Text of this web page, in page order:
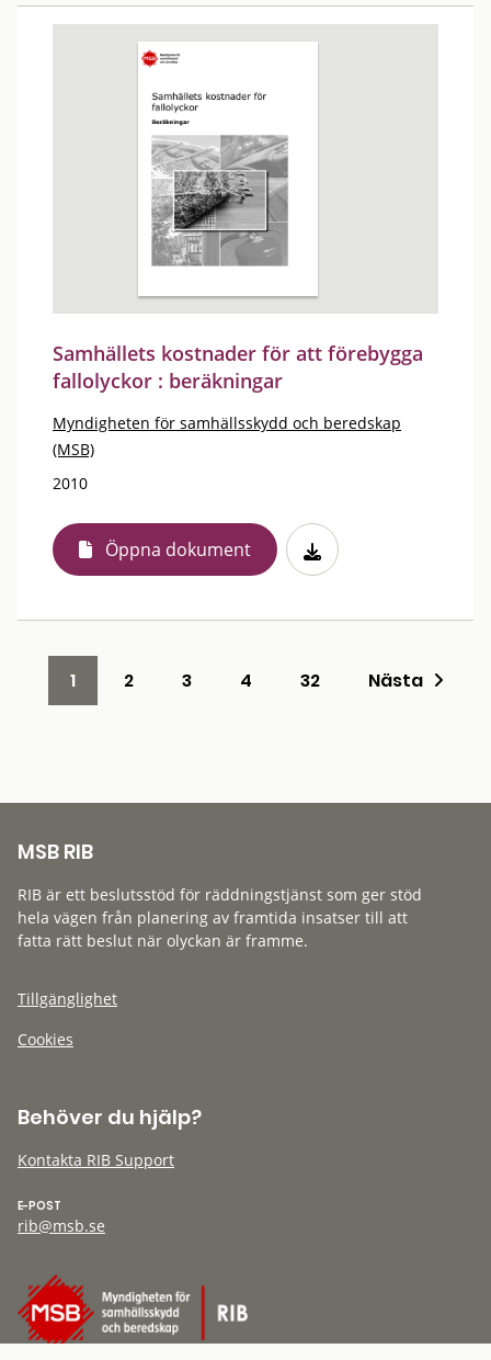
Samhällets kostnader för att förebygga
fallolyckor : beräkningar
Myndigheten för samhällsskydd och beredskap
(MSB)
2010
Öppna dokument
1 2 3 4 32 Nästa
MSB RIB
RIB är ett beslutsstöd för räddningstjänst som ger stöd
hela vägen från planering av framtida insatser till att
fatta rätt beslut när olyckan är framme.
Tillgänglighet
Cookies
Behöver du hjälp?
Kontakta RIB Support
E-POST
rib@msb.se